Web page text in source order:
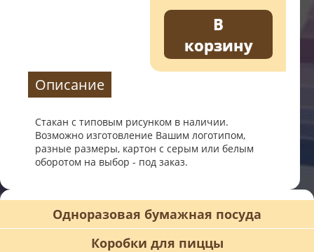
В
корзину
График
работы
Описание
Стакан с типовым рисунком в наличии.
Возможно изготовление Вашим логотипом,
разные размеры, картон с серым или белым
оборотом на выбор - под заказ.
Одноразовая бумажная посуда
Коробки для пиццы